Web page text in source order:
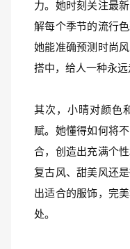
力。她时刻关注最
解每个季节的流行
她能准确预测时尚
搭中，给人一种永远
其次，小晴对颜色
赋。她懂得如何将
合，创造出充满个
复古风、甜美风还
出适合的服饰，完
处。